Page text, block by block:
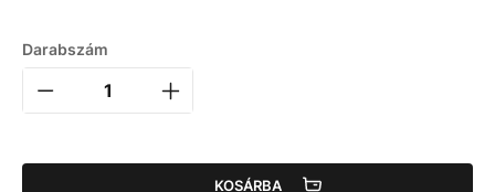
Darabszám
KOSÁRBA